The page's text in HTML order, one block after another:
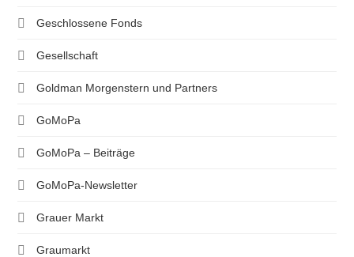
Geschlossene Fonds
Gesellschaft
Goldman Morgenstern und Partners
GoMoPa
GoMoPa – Beiträge
GoMoPa-Newsletter
Grauer Markt
Graumarkt